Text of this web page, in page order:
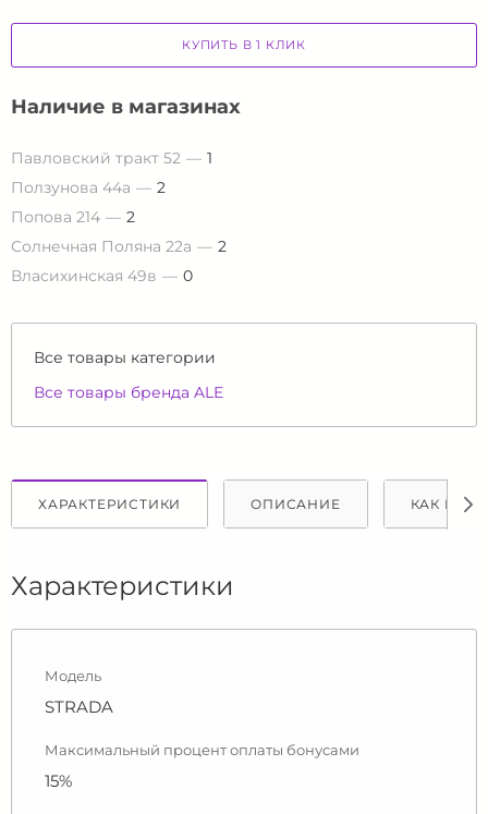
КУПИТЬ В 1 КЛИК
Наличие в магазинах
Павловский тракт 52
1
Ползунова 44а
2
Попова 214
2
Солнечная Поляна 22а
2
Власихинская 49в
0
Все товары категории
Все товары бренда ALE
ХАРАКТЕРИСТИКИ ОПИСАНИЕ КАК
Характеристики
Модель
STRADA
Максимальный процент оплаты бонусами
15%